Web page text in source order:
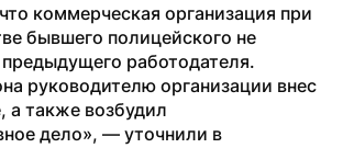
коммерческая организация при
бывшего полицейского не
работодателя.
руководителю организации внес
а также возбудил
дело», — уточнили в